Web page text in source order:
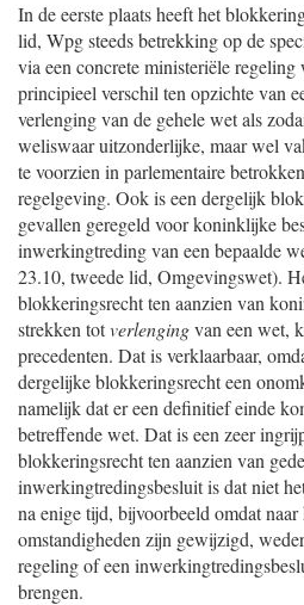
In de eerste plaats heeft het
lid, Wpg steeds betrekking op de
via een concrete ministeriële
principieel verschil ten opzichte van
verlenging van de gehele wet als
weliswaar uitzonderlijke, maar wel
te voorzien in parlementaire
regelgeving. Ook is een dergelijk
gevallen geregeld voor koninklijke
inwerkingtreding van een bepaalde
23.10, tweede lid, Omgevingswet).
blokkeringsrecht ten aanzien van
strekken totverlengingvan een wet,
precedenten. Dat is verklaarbaar,
dergelijke blokkeringsrecht een
namelijk dat er een definitief einde
betreffende wet. Dat is een zeer
blokkeringsrecht ten aanzien van
inwerkingtredingsbesluit is dat niet
na enige tijd, bijvoorbeeld omdat naar
omstandigheden zijn gewijzigd,
regeling of een
brengen.